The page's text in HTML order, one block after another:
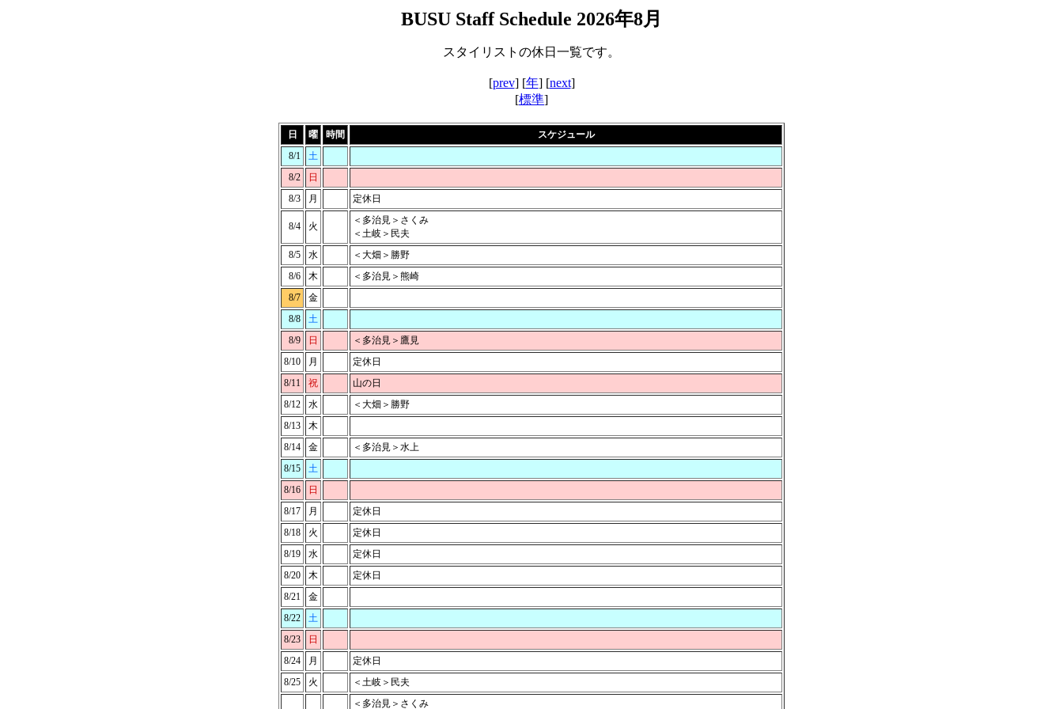
BUSU Staff Schedule 2026年8月
スタイリストの休日一覧です。
[prev] [年] [next]
[標準]
日 曜 時間
スケジュール
8/1
土
8/2
日
8/3
月 定休日
8/4 火
＜多治見＞さくみ
＜土岐＞民夫
8/5
水
＜大畑＞勝野
8/6
木
＜多治見＞熊崎
8/7
金
8/8
土
8/9
日
＜多治見＞鷹見
8/10
月
定休日
8/11
祝
山の日
8/12
水
＜大畑＞勝野
8/13
木
8/14
金
＜多治見＞水上
8/15
土
8/16
日
8/17
月
定休日
8/18
火
定休日
8/19
水
定休日
8/20
木
定休日
8/21
金
8/22
土
8/23
日
8/24
月
定休日
8/25
火
＜土岐＞民夫
＜多治見＞さくみ